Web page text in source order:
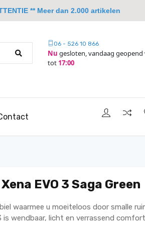
06 - 526 10 866
Nu gesloten, vandaag geopend
tot 17:00
EVO 3 Saga Green
waarmee u moeiteloos door smalle
is wendbaar, licht en verrassend
** Meer dan 2.000 artikelen